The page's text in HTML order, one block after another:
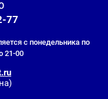
77
с понедельника по
21-00